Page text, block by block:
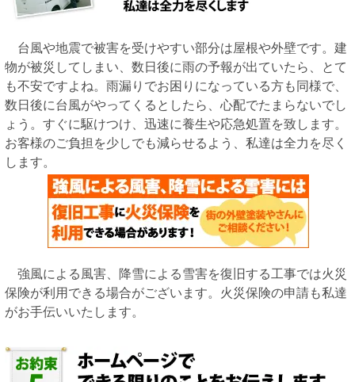
台風や地震で被害を受けやすい部分は屋根や外壁です。建
物が被災してしまい、数日後に雨の予報が出ていたら、とて
も不安ですよね。雨漏りでお困りになっている方も同様で、
数日後に台風がやってくるとしたら、心配でたまらないでし
ょう。すぐに駆けつけ、迅速に養生や応急処置を致します。
お客様のご負担を少しでも減らせるよう、私達は全力を尽く
します。
強風による風害、降雪による雪害を復旧する工事では火災
保険が利用できる場合がございます。火災保険の申請も私達
がお手伝いいたします。